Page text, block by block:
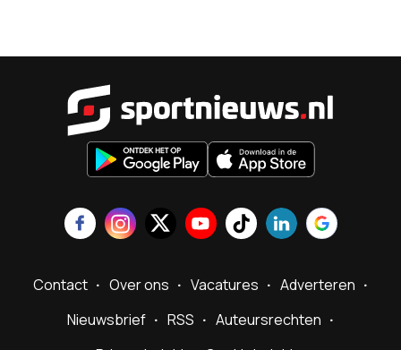
Contact Over ons Vacatures
Adverteren
Nieuwsbrief
RSS
Auteursrechten